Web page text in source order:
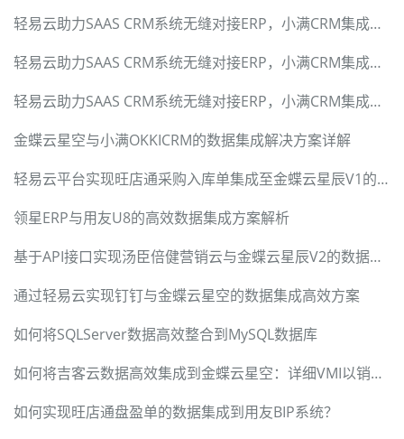
轻易云助力SAAS CRM系统无缝对接ERP，小满CRM集成标准套件
轻易云助力SAAS CRM系统无缝对接ERP，小满CRM集成标准套件
轻易云助力SAAS CRM系统无缝对接ERP，小满CRM集成标准套件
金蝶云星空与小满OKKICRM的数据集成解决方案详解
轻易云平台实现旺店通采购入库单集成至金蝶云星辰V1的解决方案
领星ERP与用友U8的高效数据集成方案解析
基于API接口实现汤臣倍健营销云与金蝶云星辰V2的数据集成
通过轻易云实现钉钉与金蝶云星空的数据集成高效方案
如何将SQLServer数据高效整合到MySQL数据库
如何将吉客云数据高效集成到金蝶云星空：详细VMI以销定采采购入库方案
如何实现旺店通盘盈单的数据集成到用友BIP系统？